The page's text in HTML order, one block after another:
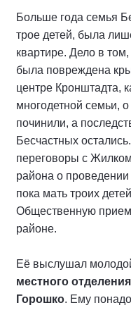
Больше года семья
трое детей, была
квартире. Дело в
была повреждена
центре Кронштадта,
многодетной семьи,
починили, а
Бесчастных
переговоры с
района о
пока мать троих
Общественную
районе.
Её выслушал
местного
Горошко. Ему